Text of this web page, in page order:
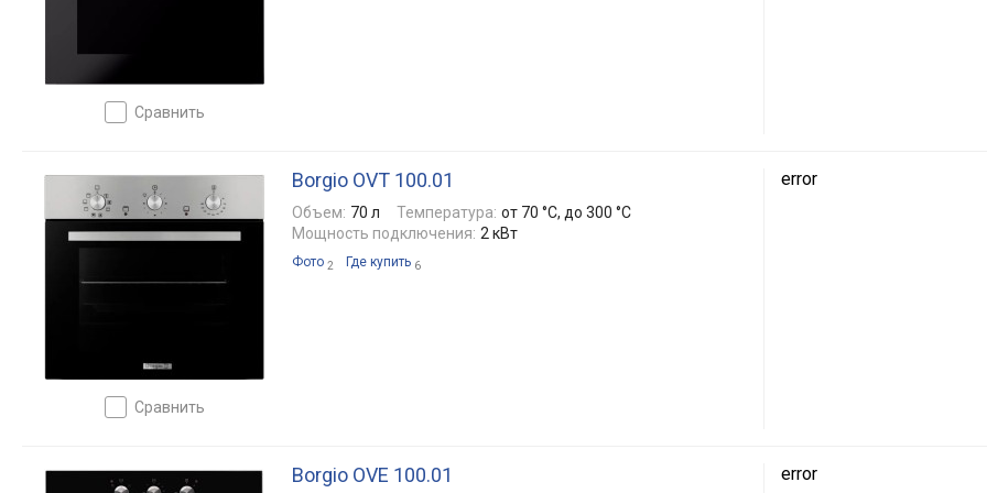
сравнить
сравнить
Borgio OVT 100.01
Объем: 70 л Температура: от 70 °C, до 300 °C
Мощность подключения: 2 кВт
Фото 2 Где купить 6
error
Borgio OVE 100.01 error